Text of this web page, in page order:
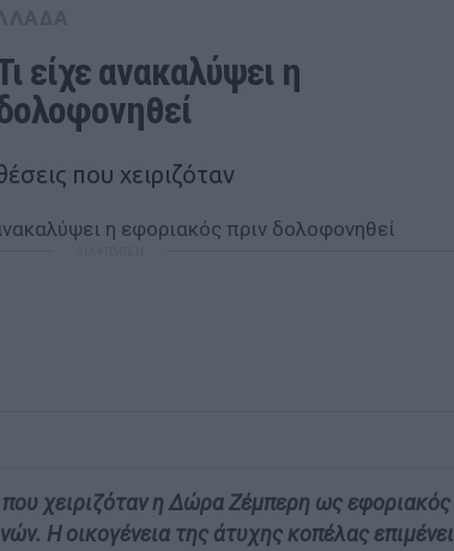
είχε ανακαλύψει η
που χειριζόταν
που χειριζόταν η Δώρα Ζέμπερη ως εφοριακός
Η οικογένεια της άτυχης κοπέλας επιμένει